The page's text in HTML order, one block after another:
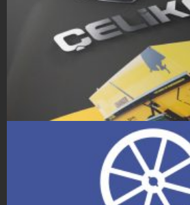
Projekty Katalogów